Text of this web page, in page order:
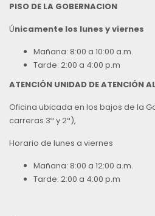
PISO DE LA GOBERNACION
Únicamente los lunes y viernes
Mañana: 8:00 a 10:00 a.m.
Tarde: 2:00 a 4:00 p.m
ATENCIÓN UNIDAD DE ATENCIÓN
Oficina ubicada en los bajos de la
carreras 3ª y 2ª),
Horario de lunes a viernes
Mañana: 8:00 a 12:00 a.m.
Tarde: 2:00 a 4:00 p.m